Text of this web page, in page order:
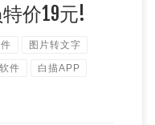
价19元!
图片转文字
件 白描APP